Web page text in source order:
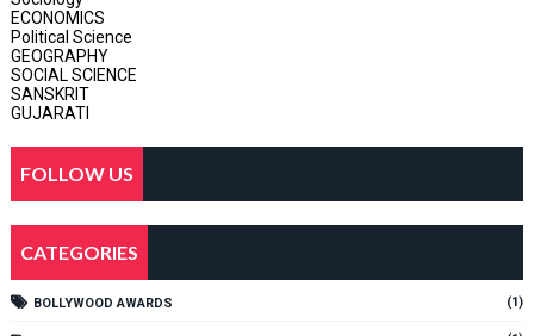
ECONOMICS
Political Science
GEOGRAPHY
SOCIAL SCIENCE
SANSKRIT
GUJARATI
FOLLOW US
CATEGORIES
BOLLYWOOD AWARDS (1)